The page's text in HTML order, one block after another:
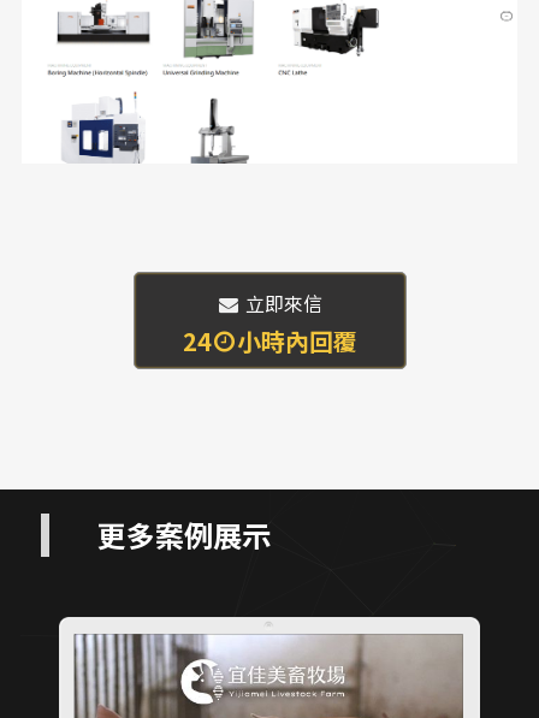
立即來信
24 小時內回覆
更多案例展示